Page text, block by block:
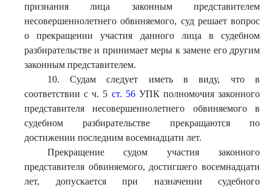
признания лица законным представителем
несовершеннолетнего обвиняемого, суд решает вопрос
о прекращении участия данного лица в судебном
разбирательстве и принимает меры к замене его другим
законным представителем.
10. Судам следует иметь в виду, что в
соответствии с ч. 5 ст. 56УПК полномочия законного
представителя несовершеннолетнего обвиняемого в
судебном разбирательстве прекращаются по
достижении последним восемнадцати лет.
Прекращение судом участия законного
представителя обвиняемого, достигшего восемнадцати
лет, допускается при назначении судебного